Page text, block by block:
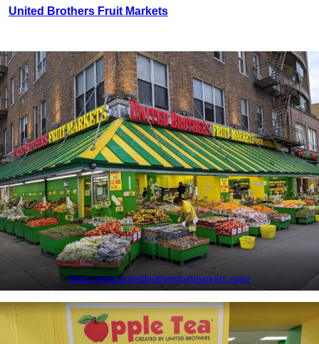
United Brothers Fruit Markets
https://www.unitedbrothersfruitmarkets.com/